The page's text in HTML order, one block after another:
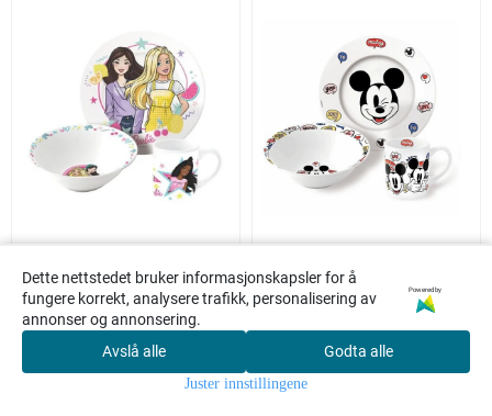
0
Magic Store
Spisesett i Keramikk -
Barbie
129,-
Magic Store
Spisesett i Keramikk -
Mikke Mus
129,-
Dette nettstedet bruker informasjonskapsler for å
fungere korrekt, analysere trafikk, personalisering av
annonser og annonsering.
Powered by
Avslå alle Godta alle
Juster innstillingene